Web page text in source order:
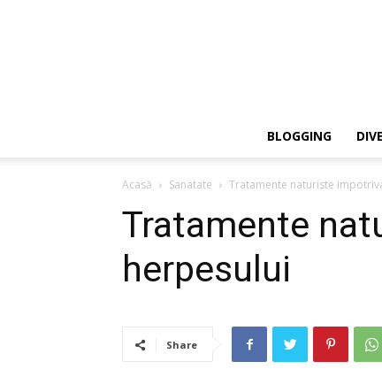
BLOGGING
Acasă Sanatate Tratamente naturiste
Tratamente
herpesului
Share